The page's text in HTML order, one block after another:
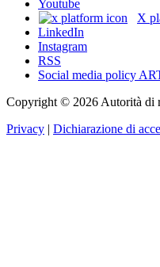
Youtube
X
LinkedIn
Instagram
RSS
Social media policy
Copyright © 2026 Autorità di
Privacy | Dichiarazione di